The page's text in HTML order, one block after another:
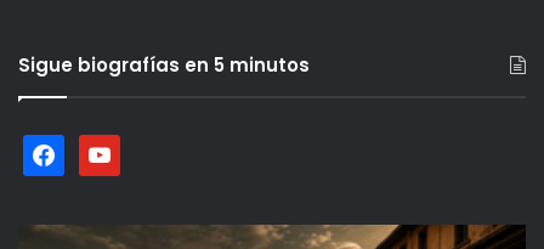
Sigue biografías en 5 minutos
facebookyoutube